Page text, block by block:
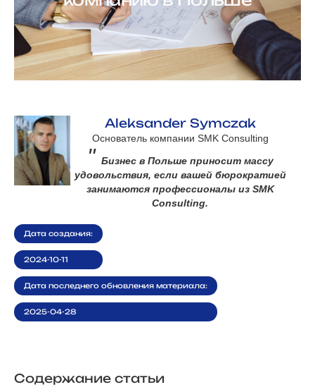
Aleksander Symczak
Основатель компании SMK Consulting
" Бизнес в Польше приносит массу
удовольствия, если вашей бюрократией
занимаются профессионалы из SMK
Consulting.
Дата создания:
2024-10-11
Дата последнего обновления материала:
2025-04-28
Содержание статьи